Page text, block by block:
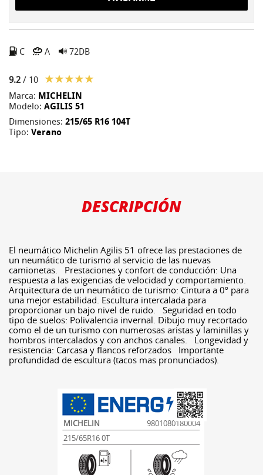
C A 72DB
9.2 / 10
Marca: MICHELIN
Modelo: AGILIS 51
Dimensiones: 215/65 R16 104T
Tipo: Verano
DESCRIPCIÓN
El neumático Michelin Agilis 51 ofrece las prestaciones de
un neumático de turismo al servicio de las nuevas
camionetas. Prestaciones y confort de conducción: Una
respuesta a las exigencias de velocidad y comportamiento.
Arquitectura de un neumático de turismo: Cintura a 0º para
una mejor estabilidad. Escultura intercalada para
proporcionar un bajo nivel de ruido. Seguridad en todo
tipo de suelos: Polivalencia invernal. Dibujo muy recortado
como el de un turismo con numerosas aristas y laminillas y
hombros intercalados y con anchos canales. Longevidad y
resistencia: Carcasa y flancos reforzados Importante
profundidad de escultura (tacos mas pronunciados).
MICHELIN
9801080180004
215/65R16 0T